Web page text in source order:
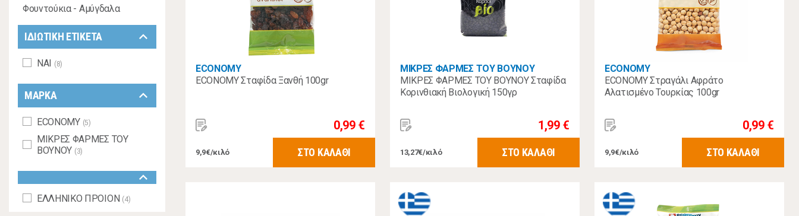
Φουντούκια - Αμύγδαλα
ΙΔΙΩΤΙΚΗ ΕΤΙΚΕΤΑ keyboard_arrow_down
ΝΑΙ (8)
ΜΑΡΚΑ keyboard_arrow_down
ECONOMY (5)
ΜΙΚΡΕΣ ΦΑΡΜΕΣ ΤΟΥ
ΒΟΥΝΟΥ (3)
keyboard_arrow_down
ΕΛΛΗΝΙΚΟ ΠΡΟΙΟΝ (4)
ECONOMY
ECONOMY Σταφίδα Ξανθή 100gr
0,99 €
9,9€/κιλό ΣΤΟ ΚΑΛΑΘΙ
ΜΙΚΡΕΣ ΦΑΡΜΕΣ ΤΟΥ ΒΟΥΝΟΥ
ΜΙΚΡΕΣ ΦΑΡΜΕΣ ΤΟΥ ΒΟΥΝΟΥ Σταφίδα
Κορινθιακή Βιολογική 150γρ
1,99 €
13,27€/κιλό ΣΤΟ ΚΑΛΑΘΙ
ECONOMY
ECONOMY Στραγάλι Αφράτο
Αλατισμένο Τουρκίας 100gr
0,99 €
9,9€/κιλό ΣΤΟ ΚΑΛΑΘΙ